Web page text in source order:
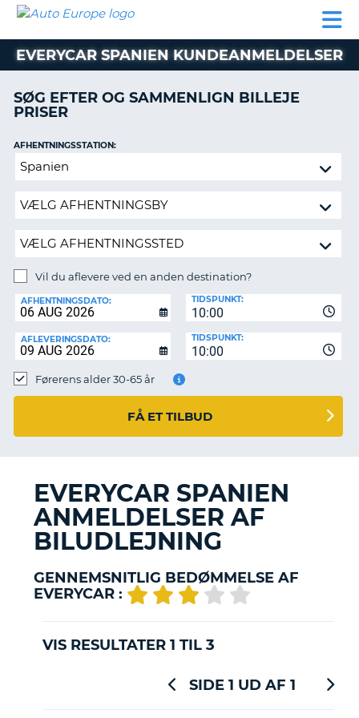
BILUDLEJNING
AUTOCAMPER
AUTO
EUROPE
BILUDLEJNING
AUTOCAMPER
LEJE
SUPPORT
MIN
DANMARK
EVERYCAR SPANIEN KUNDEANMELDELSER
SØG EFTER OG SAMMENLIGN BILLEJE
PRISER
Vil
aflevere
anden
destination?
AFHENTNINGSSTATION:
Vil du aflevere ved en anden destination?
AFHENTNINGSDATO:
10:00
TIDSPUNKT:
AFLEVERINGSDATO:
10:00
TIDSPUNKT:
Førerens alder 30-65 år
FÅ ET TILBUD
EVERYCAR SPANIEN
ANMELDELSER AF
BILUDLEJNING
GENNEMSNITLIG BEDØMMELSE AF
EVERYCAR :
VIS RESULTATER 1 TIL 3
SIDE 1 UD AF 1